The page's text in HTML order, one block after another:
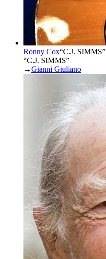
Ronny Cox“C.J. SIMMS”
“C.J. SIMMS”
→Gianni Giuliano